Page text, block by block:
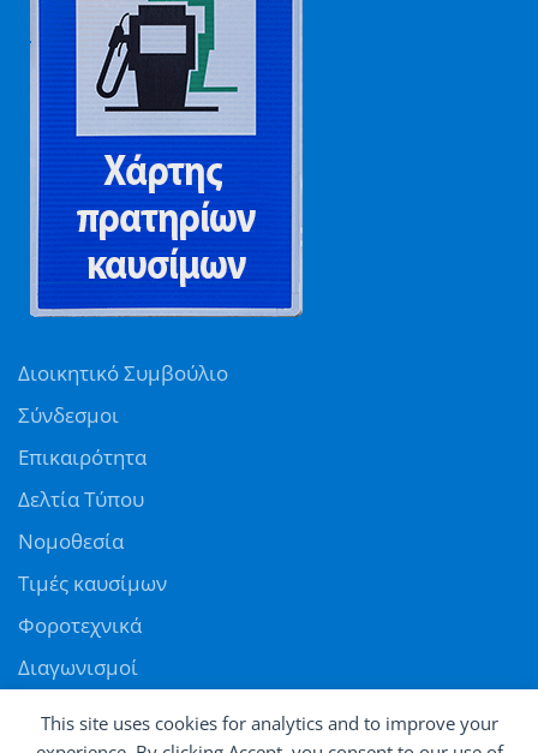
This site uses cookies for analytics and to improve your
Διοικητικό Συμβούλιο
Σύνδεσμοι
Επικαιρότητα
Δελτία Τύπου
Νομοθεσία
Τιμές καυσίμων
Φοροτεχνικά
Διαγωνισμοί
Αγγελίες